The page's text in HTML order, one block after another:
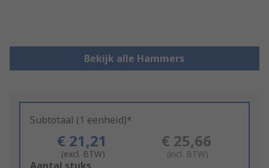
Bekijk alle Hammers
Subtotaal (1 eenheid)*
€ 21,21
(excl. BTW)
€ 25,66
(incl. BTW)